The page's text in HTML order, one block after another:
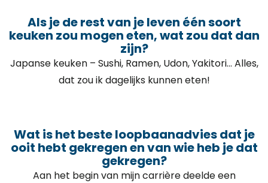
Als je de rest van je leven één soort
keuken zou mogen eten, wat zou dat dan
zijn?
Japanse keuken – Sushi, Ramen, Udon, Yakitori… Alles,
dat zou ik dagelijks kunnen eten!
Wat is het beste loopbaanadvies dat je
ooit hebt gekregen en van wie heb je dat
gekregen?
Aan het begin van mijn carrière deelde een